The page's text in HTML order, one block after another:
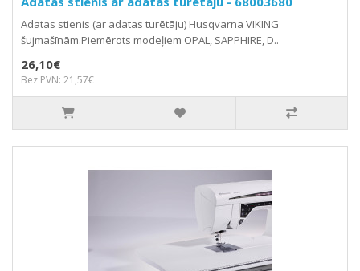
Adatas stienis (ar adatas turētāju) Husqvarna VIKING
šujmašīnām.Piemērots modeļiem OPAL, SAPPHIRE, D..
26,10€
Bez PVN: 21,57€